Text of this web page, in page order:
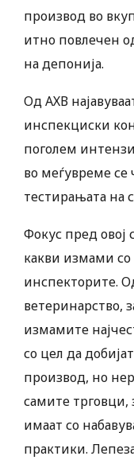
производ во
итно повлечен
на депонија.
Од АХВ
инспекциски
поголем
во меѓувреме се
тестирањата на
Фокус пред овој
какви измами со
инспекторите.
ветеринарство,
измамите
со цел да
производ, но
самите трговци,
имаат со
практики.